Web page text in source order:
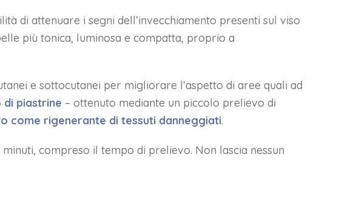
di attenuare i segni dell’invecchiamento presenti sul viso
più tonica, luminosa e compatta, proprio a
e sottocutanei per migliorare l’aspetto di aree quali ad
piastrine – ottenuto mediante un piccolo prelievo di
come rigenerante di tessuti danneggiati.
compreso il tempo di prelievo. Non lascia nessun